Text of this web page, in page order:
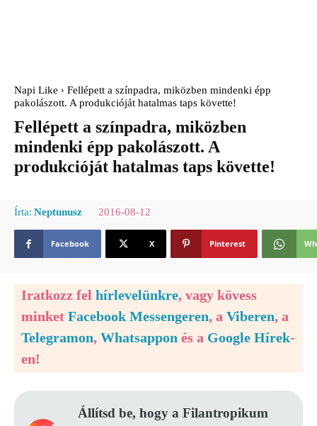
Napi Like
Fellépett a színpadra, miközben mindenki épp
pakolászott. A produkcióját hatalmas taps követte!
Fellépett a színpadra, miközben
mindenki épp pakolászott. A
produkcióját hatalmas taps követte!
Írta: Neptunusz 2016-08-12
Facebook X Pinterest
Iratkozz fel hírlevelünkre, vagy kövess
minket Facebook Messengeren, a Viberen, a
Telegramon, Whatsappon és a Google Hírek-
en!
Állítsd be, hogy a Filantropikum